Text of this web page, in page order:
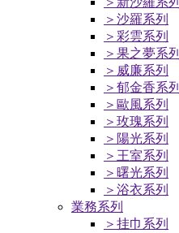
＞沙羅系列
＞彩雲系列
＞果之夢系列
＞威廉系列
＞郁金香系列
＞歐風系列
＞玫瑰系列
＞陽光系列
＞王室系列
＞曙光系列
＞浴衣系列
業務系列
＞挂巾系列